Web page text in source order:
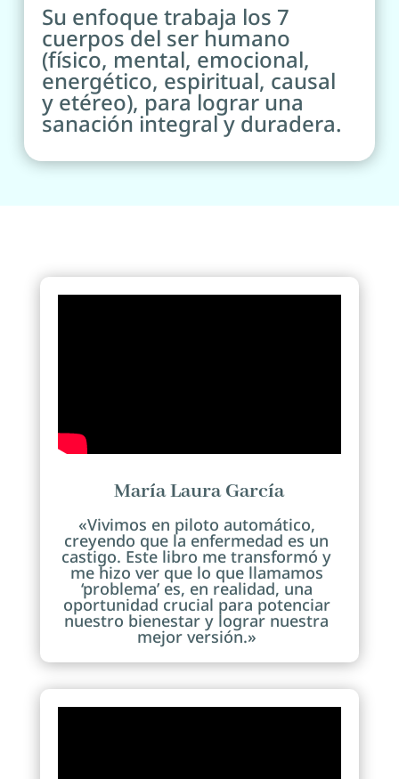
Su enfoque trabaja los 7
cuerpos del ser humano
(físico, mental, emocional,
energético, espiritual, causal
y etéreo), para lograr una
sanación integral y duradera.
María Laura García
«Vivimos en piloto automático,
creyendo que la enfermedad es un
castigo. Este libro me transformó y
me hizo ver que lo que llamamos
‘problema’ es, en realidad, una
oportunidad crucial para potenciar
nuestro bienestar y lograr nuestra
mejor versión.»